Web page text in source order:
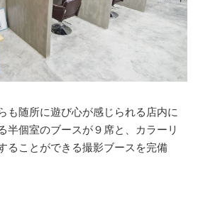
も随所に遊び心が感じられる店内に
半個室のブースが９席と、カラーリ
ることができる撮影ブースを完備